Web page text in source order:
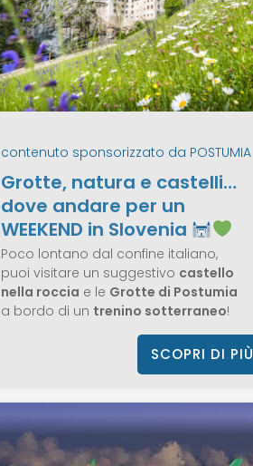
contenuto sponsorizzato da POSTUMIA
Grotte, natura e castelli…
dove andare per un
WEEKEND in Slovenia
Poco lontano dal confine italiano,
puoi visitare un suggestivo castello
nella roccia e le Grotte di Postumia
a bordo di un trenino sotterraneo!
SCOPRI DI PIÙ